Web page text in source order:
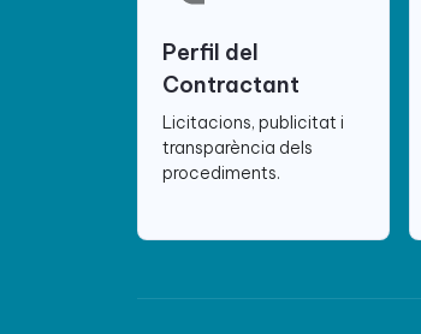
Perfil del
Contractant
Licitacions, publicitat i
transparència dels
procediments.